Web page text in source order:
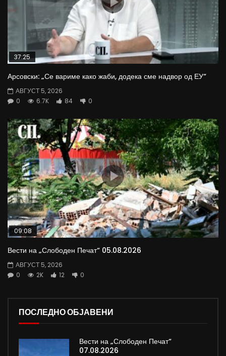
37:25
Арсовски: „Се вариме како жаби, додека сме надвор од ЕУ“
АВГУСТ 5, 2026
0
6.7K 84 0
09:08
Вести на „Слободен Печат“ 05.08.2026
АВГУСТ 5, 2026
0
2K 12 0
ПОСЛЕДНО ОБЈАВЕНИ
Вести на „Слободен Печат“
07.08.2026